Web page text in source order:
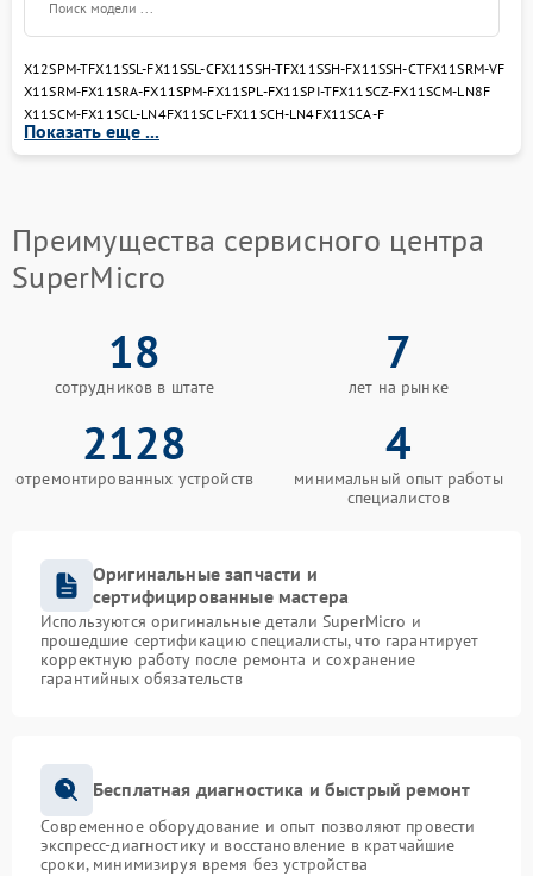
X12SPM-TFX11SSL-FX11SSL-CFX11SSH-TFX11SSH-FX11SSH-CTFX11SRM-VF
X11SRM-FX11SRA-FX11SPM-FX11SPL-FX11SPI-TFX11SCZ-FX11SCM-LN8F
X11SCM-FX11SCL-LN4FX11SCL-FX11SCH-LN4FX11SCA-F
Показать еще ...
Преимущества сервисного центра
SuperMicro
18
сотрудников в штате
7
лет на рынке
2128
отремонтированных устройств
4
минимальный опыт работы
специалистов
Оригинальные запчасти и
сертифицированные мастера
Используются оригинальные детали SuperMicro и
прошедшие сертификацию специалисты, что гарантирует
корректную работу после ремонта и сохранение
гарантийных обязательств
Бесплатная диагностика и быстрый ремонт
Современное оборудование и опыт позволяют провести
экспресс-диагностику и восстановление в кратчайшие
сроки, минимизируя время без устройства